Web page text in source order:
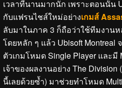
เวลาที่นานมากนัก เพราะตอนนั้น
กับแฟรนไชส์ใหม่อย่างเกมส์
ลับมาในภาค 3 ก็ถือว่าใช้ทีมงาน
โดยหลัก ๆ แล้ว Ubisoft Montreal
ตัวเกมโหมด Single Player และมี
เจ้าของผลงานอย่าง The
นี้เลยด้วยซ้ำ) มาช่วยทำโหมด